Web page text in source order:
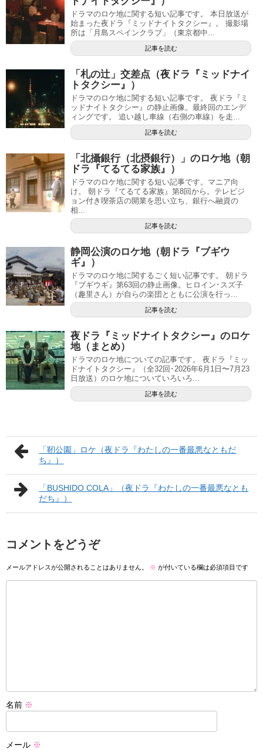
ドラマのロケ地に関する短い記事です。 本日放送が
始まった夜ドラ『ミッドナイトタクシー』。 撮影場
所は「月島スペインクラブ」（東京都中...
記事を読む
「札の辻」交差点（夜ドラ『ミッドナイ
トタクシー』）
ドラマのロケ地に関する短い記事です。 夜ドラ『ミ
ッドナイトタクシー』の静止画像。最終回のエンデ
ィングです。 追い越し車線（右側の車線）を走...
記事を読む
「北攝銀行（北摂銀行）」のロケ地（朝
ドラ『てるてる家族』）
ドラマのロケ地に関する短い記事です。マニア向
け。 朝ドラ『てるてる家族』第8回から。テレビジ
ョン付き喫茶店の開業を思い立ち、銀行へ融資の
相...
記事を読む
静岡公演のロケ地（朝ドラ『ブギウ
ギ』）
ドラマのロケ地に関するごく短い記事です。 朝ドラ
『ブギウギ』第63回の静止画像。ヒロイン･スズ子
（趣里さん）が自らの楽団とともに公演を行っ...
記事を読む
夜ドラ『ミッドナイトタクシー』のロケ
地（まとめ）
ドラマのロケ地についての記事です。 夜ドラ『ミッ
ドナイトタクシー』（全32回･2026年6月1日〜7月23
日放送）のロケ地についていろいろ...
記事を読む
「靭公園」ロケ（夜ドラ『わたしの一番最悪なともだ
ち』）
「BUSHIDO COLA」（夜ドラ『わたしの一番最悪なとも
だち』）
コメントをどうぞ
メールアドレスが公開されることはありません。 ※ が付いている欄は必須項目です
名前 ※
メール ※